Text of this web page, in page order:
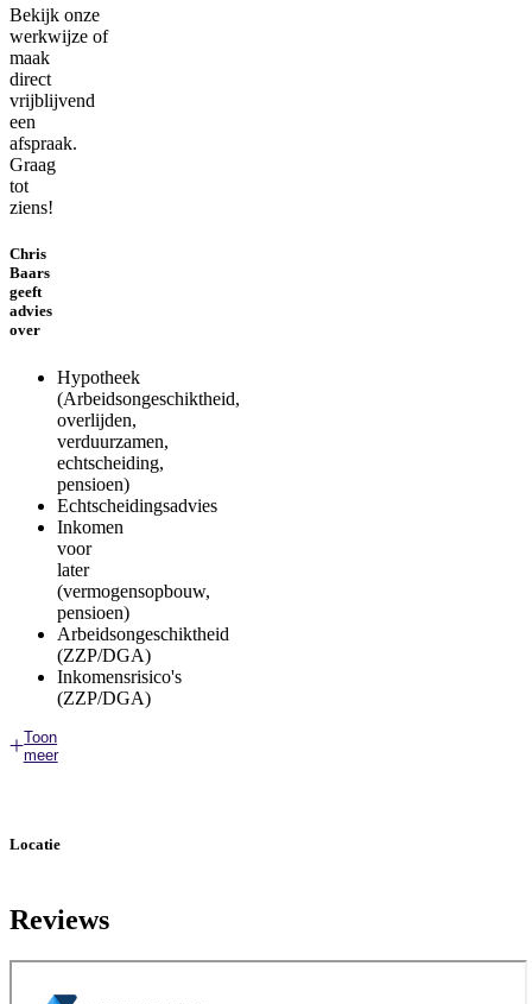
Bekijk onze
werkwijze of
maak
direct
vrijblijvend
een
afspraak.
Graag
tot
ziens!
Chris
Baars
geeft
advies
over
Hypotheek
(Arbeidsongeschiktheid,
overlijden,
verduurzamen,
echtscheiding,
pensioen)
Echtscheidingsadvies
Inkomen
voor
later
(vermogensopbouw,
pensioen)
Arbeidsongeschiktheid
(ZZP/DGA)
Inkomensrisico's
(ZZP/DGA)
Toon
meer
Locatie
Reviews